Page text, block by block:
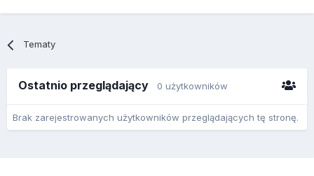
Tematy
Ostatnio przeglądający 0 użytkowników
Brak zarejestrowanych użytkowników przeglądających tę stronę.